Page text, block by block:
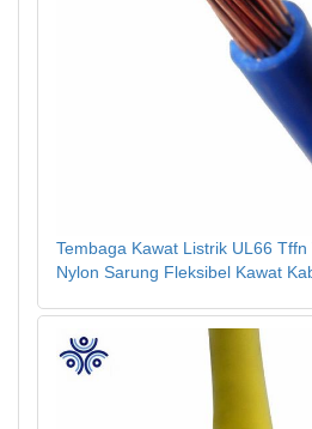
Tembaga Kawat Listrik UL66
Nylon Sarung Fleksibel Kawat